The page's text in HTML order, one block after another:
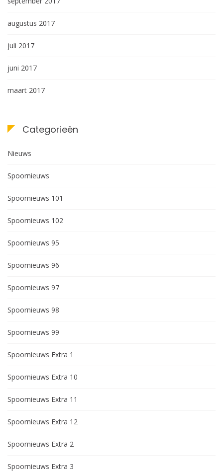
augustus 2017
juli 2017
juni 2017
maart 2017
Categorieën
Nieuws
Spoornieuws
Spoornieuws 101
Spoornieuws 102
Spoornieuws 95
Spoornieuws 96
Spoornieuws 97
Spoornieuws 98
Spoornieuws 99
Spoornieuws Extra 1
Spoornieuws Extra 10
Spoornieuws Extra 11
Spoornieuws Extra 12
Spoornieuws Extra 2
Spoornieuws Extra 3